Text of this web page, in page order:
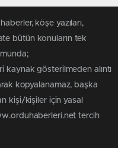
köşe yazıları,
bütün konuların tek
gösterilmeden alıntı
kopyalanamaz, başka
kişi/kişiler için yasal
tercih